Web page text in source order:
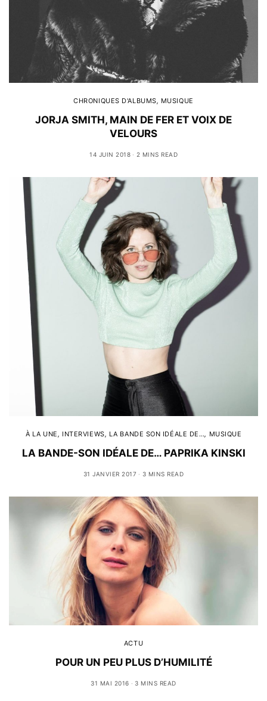
CHRONIQUES D'ALBUMS, MUSIQUE
JORJA SMITH, MAIN DE FER ET VOIX DE
VELOURS
14 JUIN 2018 2 MINS READ
À LA UNE, INTERVIEWS, LA BANDE SON IDÉALE DE…, MUSIQUE
LA BANDE-SON IDÉALE DE… PAPRIKA KINSKI
31 JANVIER 2017 3 MINS READ
ACTU
POUR UN PEU PLUS D’HUMILITÉ
31 MAI 2016 3 MINS READ